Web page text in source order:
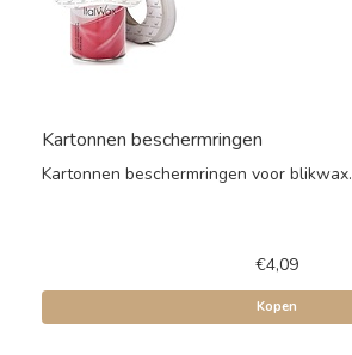
Kartonnen beschermringen
Kartonnen beschermringen voor blikwax.
€4,09
Kopen